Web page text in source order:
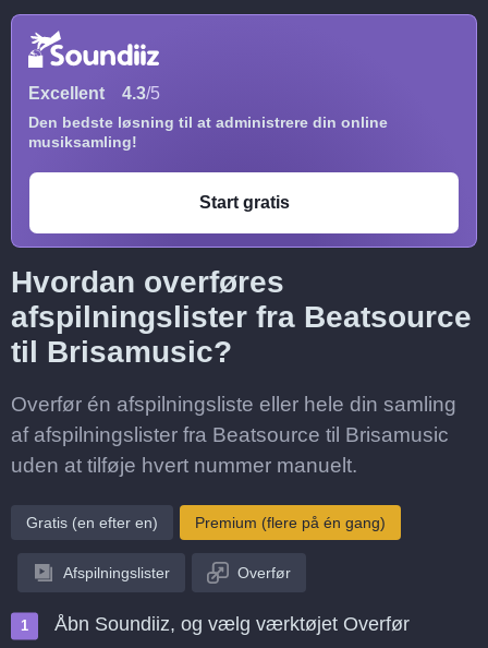
Excellent 4.3/5
Den bedste løsning til at administrere din online
musiksamling!
Start gratis
Hvordan overføres
afspilningslister fra Beatsource
til Brisamusic?
Overfør én afspilningsliste eller hele din samling
af afspilningslister fra Beatsource til Brisamusic
uden at tilføje hvert nummer manuelt.
Gratis (en efter en) Premium (flere på én gang)
Afspilningslister Overfør
Åbn Soundiiz, og vælg værktøjet Overfør